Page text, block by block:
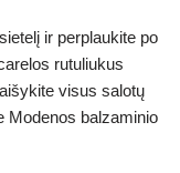
ir perplaukite po
rutuliukus
visus salotų
Modenos balzaminio